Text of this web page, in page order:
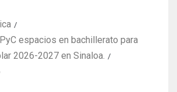
espacios en bachillerato para
2026-2027 en Sinaloa.